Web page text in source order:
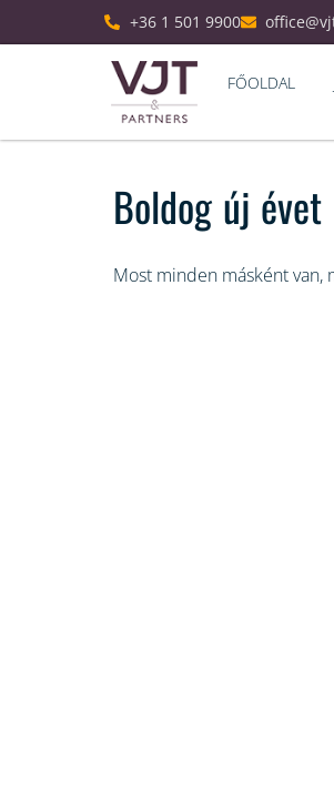
+36 1 501 9900
FŐOLDAL
Boldog új
Most minden másként van,